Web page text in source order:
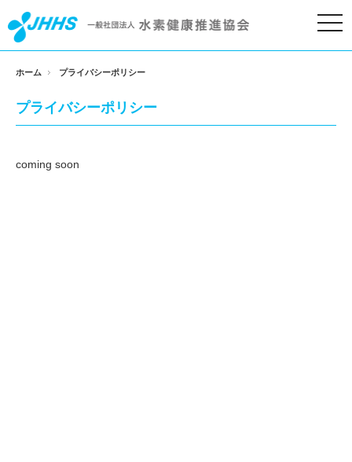
ホーム プライバシーポリシー
プライバシーポリシー
coming soon